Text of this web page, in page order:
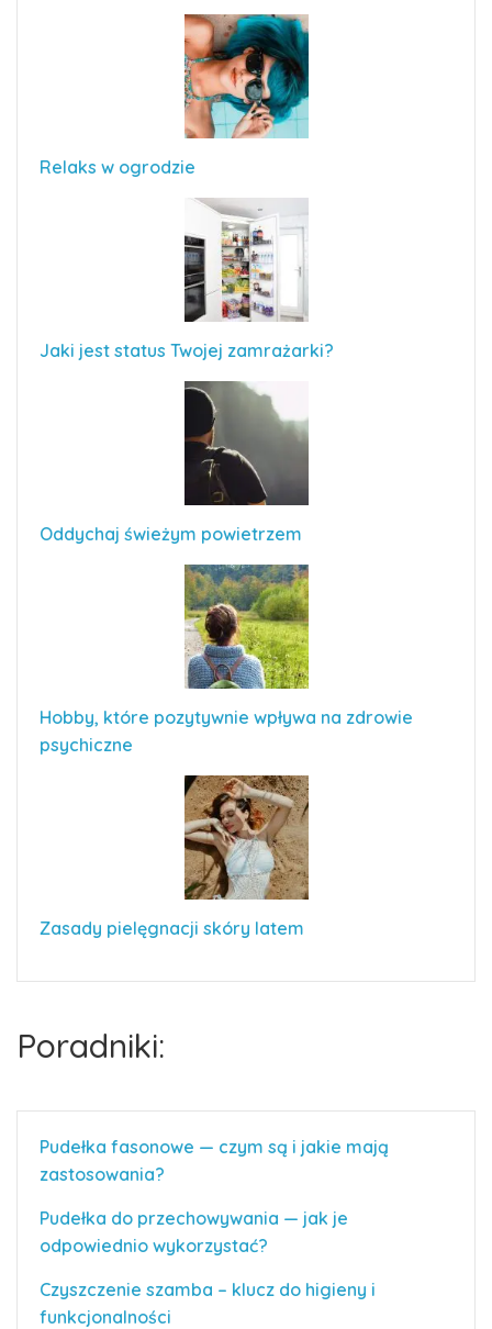
Relaks w ogrodzie
Jaki jest status Twojej zamrażarki?
Oddychaj świeżym powietrzem
Hobby, które pozytywnie wpływa na zdrowie
psychiczne
Zasady pielęgnacji skóry latem
Poradniki:
Pudełka fasonowe — czym są i jakie mają
zastosowania?
Pudełka do przechowywania — jak je
odpowiednio wykorzystać?
Czyszczenie szamba – klucz do higieny i
funkcjonalności